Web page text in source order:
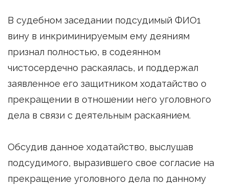
В судебном заседании подсудимый ФИО1
вину в инкриминируемым ему деяниям
признал полностью, в содеянном
чистосердечно раскаялась, и поддержал
заявленное его защитником ходатайство о
прекращении в отношении него уголовного
дела в связи с деятельным раскаянием.
Обсудив данное ходатайство, выслушав
подсудимого, выразившего свое согласие на
прекращение уголовного дела по данному